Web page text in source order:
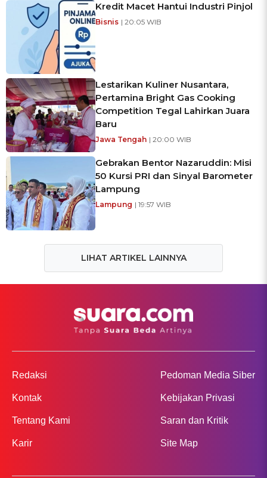
Kredit Macet Hantui Industri Pinjol
Bisnis | 20:05 WIB
Lestarikan Kuliner Nusantara,
Pertamina Bright Gas Cooking
Competition Tegal Lahirkan Juara
Baru
Jawa Tengah | 20:00 WIB
Gebrakan Bentor Nazaruddin: Misi
50 Kursi PRI dan Sinyal Barometer
Lampung
Lampung | 19:57 WIB
LIHAT ARTIKEL LAINNYA
Redaksi
Kontak
Tentang Kami
Karir
Pedoman Media Siber
Kebijakan Privasi
Saran dan Kritik
Site Map